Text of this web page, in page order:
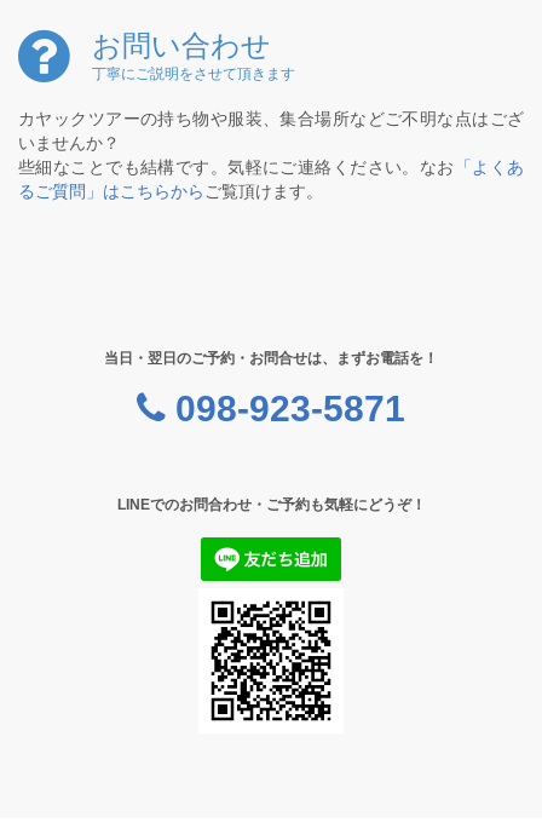
お問い合わせ
丁寧にご説明をさせて頂きます
カヤックツアーの持ち物や服装、集合場所などご不明な点はござ
いませんか？
些細なことでも結構です。気軽にご連絡ください。なお
「よくあ
るご質問」はこちらから ご覧頂けます。
当日・翌日のご予約・お問合せは、まずお電話を！
098-923-5871
LINEでのお問合わせ・ご予約も気軽にどうぞ！